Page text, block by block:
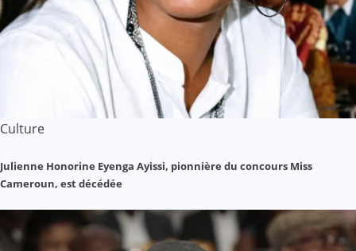
Culture
Julienne Honorine Eyenga Ayissi, pionnière du concours Miss
Cameroun, est décédée